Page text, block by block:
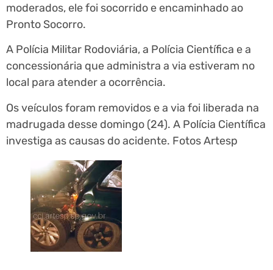
moderados, ele foi socorrido e encaminhado ao
Pronto Socorro.
A Polícia Militar Rodoviária, a Polícia Científica e a
concessionária que administra a via estiveram no
local para atender a ocorrência.
Os veículos foram removidos e a via foi liberada na
madrugada desse domingo (24). A Polícia Científica
investiga as causas do acidente. Fotos Artesp